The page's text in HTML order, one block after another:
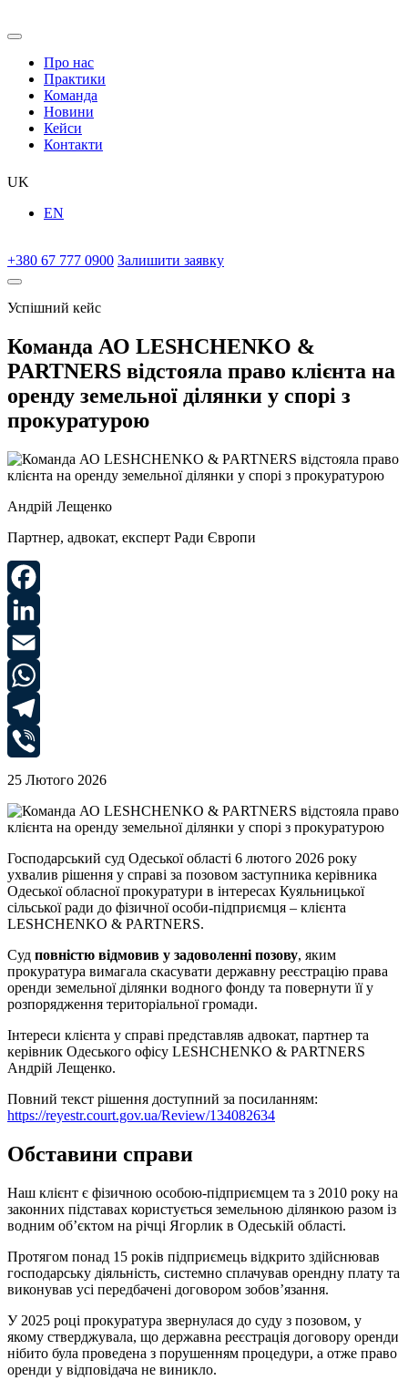
Про нас
Практики
Команда
Новини
Кейси
Контакти
UK
EN
+380 67 777 0900 Залишити заявку
Успішний кейс
Команда АО LESHCHENKO &
PARTNERS відстояла право клієнта на
оренду земельної ділянки у спорі з
прокуратурою
Андрій Лещенко
Партнер, адвокат, експерт Ради Європи
Facebook
LinkedIn
Email
WhatsApp
Telegram
Viber
25 Лютого 2026
Господарський суд Одеської області 6 лютого 2026 року
ухвалив рішення у справі за позовом заступника керівника
Одеської обласної прокуратури в інтересах Куяльницької
сільської ради до фізичної особи-підприємця – клієнта
LESHCHENKO & PARTNERS.
Суд повністю відмовив у задоволенні позову, яким
прокуратура вимагала скасувати державну реєстрацію права
оренди земельної ділянки водного фонду та повернути її у
розпорядження територіальної громади.
Інтереси клієнта у справі представляв адвокат, партнер та
керівник Одеського офісу LESHCHENKO & PARTNERS
Андрій Лещенко.
Повний текст рішення доступний за посиланням:
https://reyestr.court.gov.ua/Review/134082634
Обставини справи
Наш клієнт є фізичною особою-підприємцем та з 2010 року на
законних підставах користується земельною ділянкою разом із
водним об’єктом на річці Ягорлик в Одеській області.
Протягом понад 15 років підприємець відкрито здійснював
господарську діяльність, системно сплачував орендну плату та
виконував усі передбачені договором зобов’язання.
У 2025 році прокуратура звернулася до суду з позовом, у
якому стверджувала, що державна реєстрація договору оренди
нібито була проведена з порушенням процедури, а отже право
оренди у відповідача не виникло.